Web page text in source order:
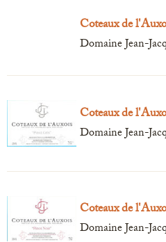
Coteaux de
Domaine Jean-
Coteaux de
Domaine Jean-
Coteaux de
Domaine Jean-